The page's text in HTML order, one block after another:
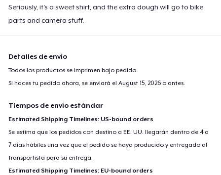
Seriously, it's a sweet shirt, and the extra dough will go to bike
parts and camera stuff.
Detalles de envío
Todos los productos se imprimen bajo pedido.
Si haces tu pedido ahora, se enviará elAugust 15, 2026 o antes.
Tiempos de envío estándar
Estimated Shipping Timelines: US-bound orders
Se estima que los pedidos con destino a EE. UU. llegarán dentro de 4 a
7 días hábiles una vez que el pedido se haya producido y entregado al
transportista para su entrega.
Estimated Shipping Timelines: EU-bound orders